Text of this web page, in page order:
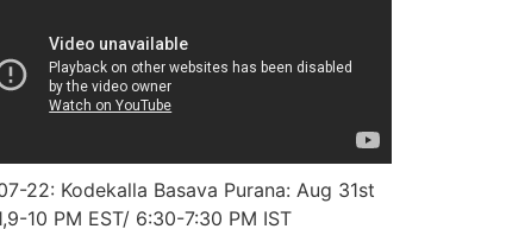
22: Kodekalla Basava Purana: Aug 31st
10 PM EST/ 6:30-7:30 PM IST